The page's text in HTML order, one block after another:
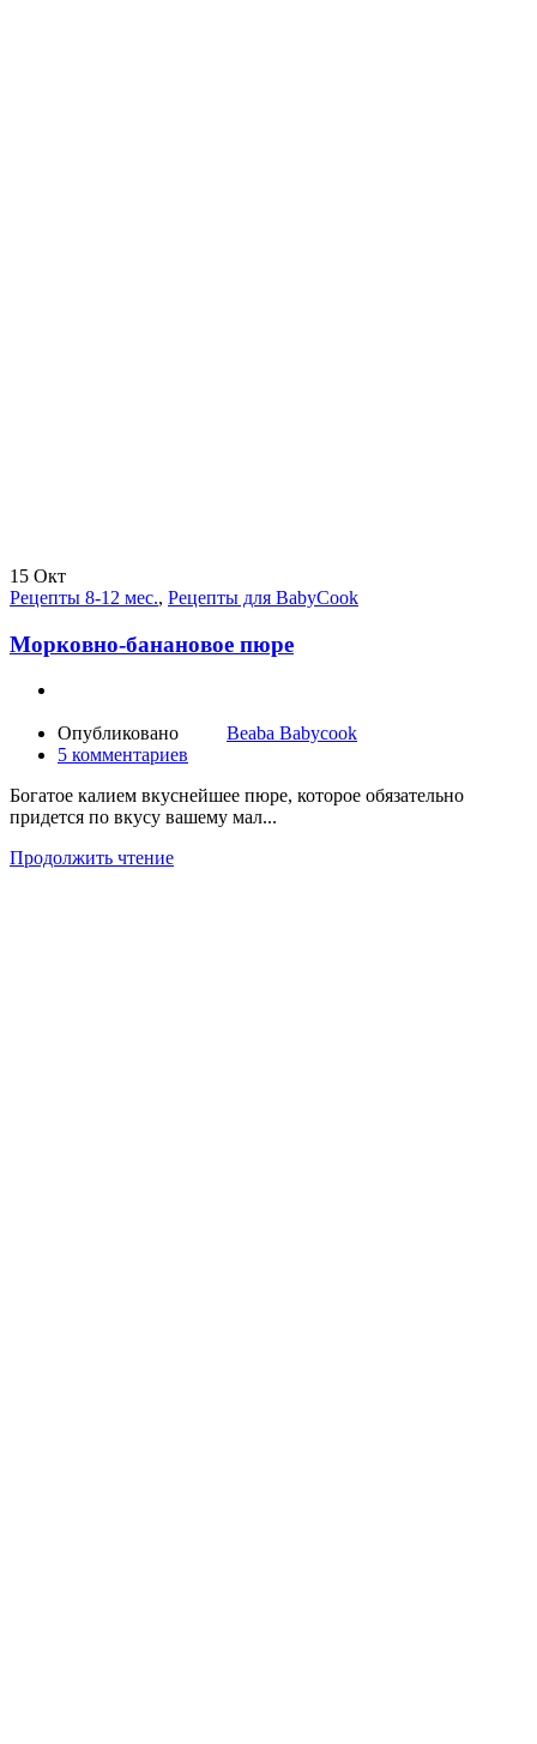
15 Окт
Рецепты 8-12 мес., Рецепты для BabyCook
Морковно-банановое пюре
Опубликовано
Beaba Babycook
5 комментариев
Богатое калием вкуснейшее пюре, которое обязательно
придется по вкусу вашему мал...
Продолжить чтение